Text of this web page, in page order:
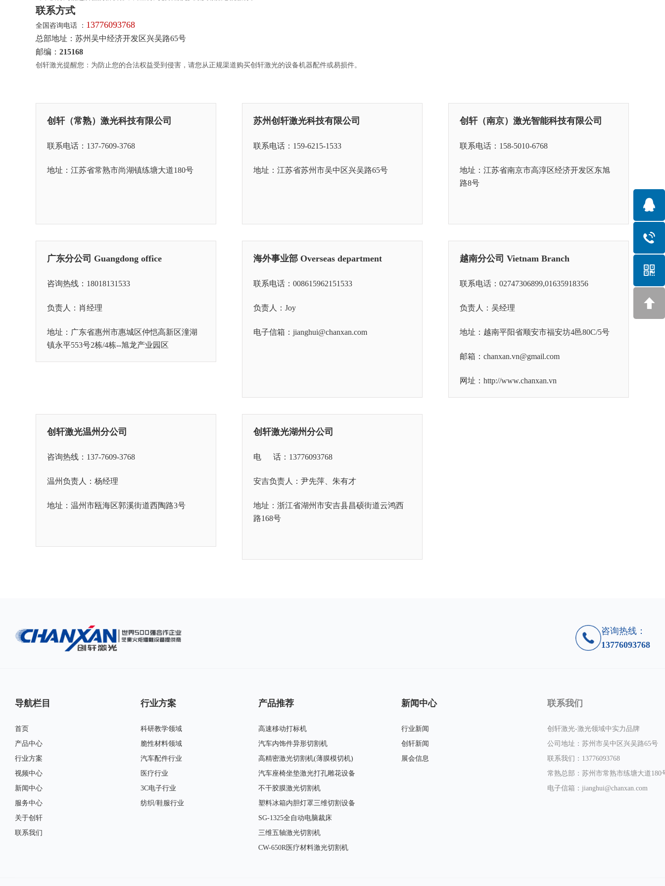
联系方式
全国咨询电话 ： 13776093768
总部地址：苏州吴中经济开发区兴吴路65号
邮编： 215168
创轩激光提醒您：为防止您的合法权益受到侵害，请您从正规渠道购买创轩激光的设备机器配件或易损件。
创轩（常熟）激光科技有限公司
联系电话：137-7609-3768
地址：江苏省常熟市尚湖镇练塘大道180号
苏州创轩激光科技有限公司
联系电话：159-6215-1533
地址：江苏省苏州市吴中区兴吴路65号
创轩（南京）激光智能科技有限公司
联系电话：158-5010-6768
地址：江苏省南京市高淳区经济开发区东旭
路8号
广东分公司 Guangdong office
咨询热线：18018131533
负责人：肖经理
地址：广东省惠州市惠城区仲恺高新区潼湖
镇永平553号2栋/4栋--旭龙产业园区
海外事业部 Overseas department
联系电话：008615962151533
负责人：Joy
电子信箱：jianghui@chanxan.com
越南分公司 Vietnam Branch
联系电话：02747306899,01635918356
负责人：吴经理
地址：越南平阳省顺安市福安坊4邑80C/5号
邮箱：chanxan.vn@gmail.com
网址：http://www.chanxan.vn
创轩激光温州分公司
咨询热线：137-7609-3768
温州负责人：杨经理
地址：温州市瓯海区郭溪街道西陶路3号
创轩激光湖州分公司
电 话：13776093768
安吉负责人： 尹先萍、朱有才
地址：浙江省湖州市安吉县昌硕街道云鸿西
路168号
咨询热线：
13776093768
导航栏目
首页
产品中心
行业方案
视频中心
新闻中心
服务中心
关于创轩
联系我们
行业方案
科研教学领域
脆性材料领域
汽车配件行业
医疗行业
3C电子行业
纺织/鞋服行业
产品推荐
高速移动打标机
汽车内饰件异形切割机
高精密激光切割机(薄膜模切机)
汽车座椅坐垫激光打孔雕花设备
不干胶膜激光切割机
塑料冰箱内胆灯罩三维切割设备
SG-1325全自动电脑裁床
三维五轴激光切割机
CW-650R医疗材料激光切割机
新闻中心
行业新闻
创轩新闻
展会信息
联系我们
创轩激光-激光领域中实力品牌
公司地址：苏州市吴中区兴吴路65号
联系我们：13776093768
常熟总部：苏州市常熟市练塘大道180号
电子信箱：jianghui@chanxan.com